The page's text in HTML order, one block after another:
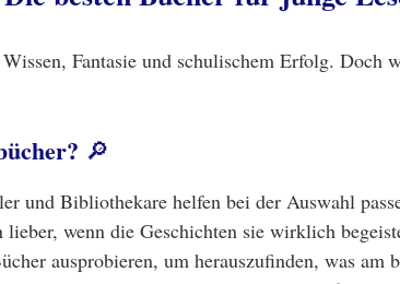
Fantasie und schulischem Erfolg.
🔎
und Bibliothekare helfen bei der Auswahl
lieber, wenn die Geschichten sie wirklich
ausprobieren, um herauszufinden, was am